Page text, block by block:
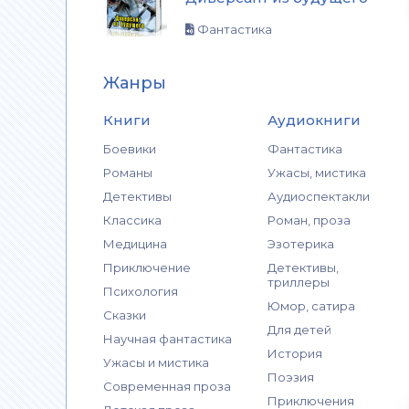
Фантастика
Жанры
Книги
Боевики
Романы
Детективы
Классика
Медицина
Приключение
Психология
Сказки
Научная фантастика
Ужасы и мистика
Современная проза
Аудиокниги
Фантастика
Ужасы, мистика
Аудиоспектакли
Роман, проза
Эзотерика
Детективы,
триллеры
Юмор, сатира
Для детей
История
Поэзия
Приключения